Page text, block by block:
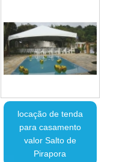
locação de tenda
para casamento
valor Salto de
Pirapora